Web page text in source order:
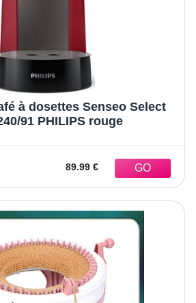
à dosettes Senseo Select
91 PHILIPS rouge
89.99 €